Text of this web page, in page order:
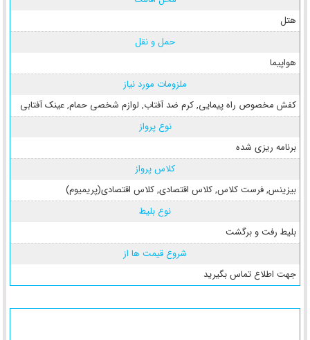
هتل
حمل و نقل
هواپیما
ملزومات مورد نیاز
کفش مخصوص راه پیمایی, کرم ضد آفتاب, لوازم شخصی حمام, عینک آفتابی
نوع پرواز
برنامه ریزی شده
کلاس پرواز
بیزینس, فرست کلاس, کلاس اقتصادی, کلاس اقتصادی(پریمیوم)
نوع بلیط
بلیط رفت و برگشت
شروع قیمت ها از
جهت اطلاع تماس بگیرید